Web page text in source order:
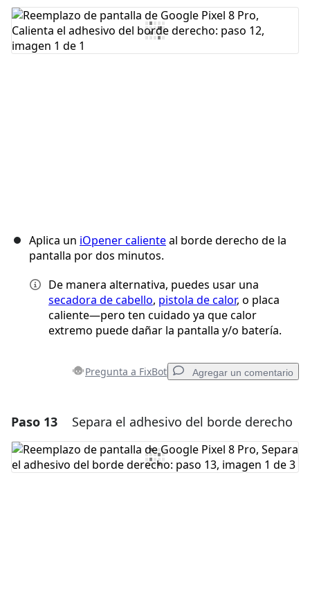
Agregar Comentario
Aplica un iOpener calienteal borde derecho de la
pantalla por dos minutos.
De manera alternativa, puedes usar una
secadora de cabello, pistola de calor, o placa
caliente—pero ten cuidado ya que calor
extremo puede dañar la pantalla y/o batería.
Pregunta a FixBot Agregar un comentario
Agregar un comentario
Agregar Comentario
Paso 13 Separa el adhesivo del borde derecho